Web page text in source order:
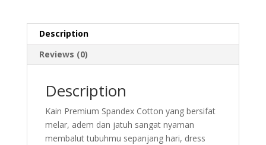
size
jumbo
1626PDR_XL
Description
Reviews (0)
Description
Kain Premium Spandex Cotton yang bersifat
melar, adem dan jatuh sangat nyaman
membalut tubuhmu sepanjang hari, dress